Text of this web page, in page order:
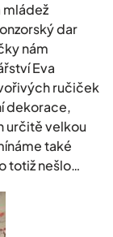
mládež
dar
nám
Eva
ručiček
dekorace,
určitě velkou
také
totiž nešlo…